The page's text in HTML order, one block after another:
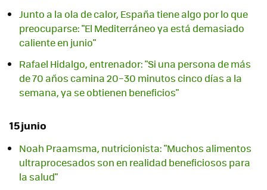
Junto a la ola de calor, España tiene algo por lo que
preocuparse: "El Mediterráneo ya está demasiado
caliente en junio"
Rafael Hidalgo, entrenador: "Si una persona de más
de 70 años camina 20–30 minutos cinco días a la
semana, ya se obtienen beneficios"
15 junio
Noah Praamsma, nutricionista: "Muchos alimentos
ultraprocesados son en realidad beneficiosos para
la salud"